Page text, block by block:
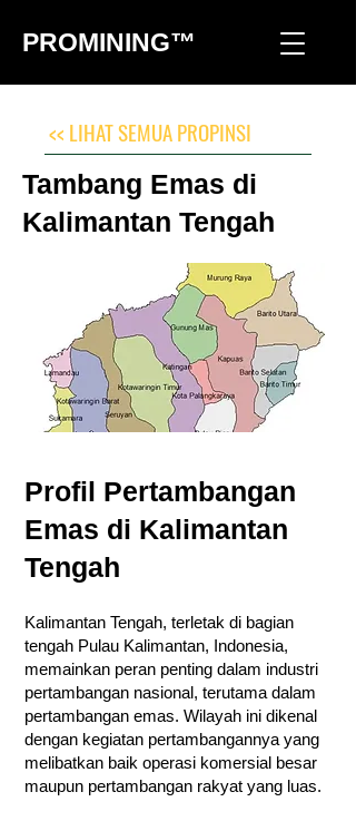
PROMINING™
<< LIHAT SEMUA PROPINSI
Tambang Emas di
Kalimantan Tengah
Profil Pertambangan
Emas di Kalimantan
Tengah
Kalimantan Tengah, terletak di bagian
tengah Pulau Kalimantan, Indonesia,
memainkan peran penting dalam industri
pertambangan nasional, terutama dalam
pertambangan emas. Wilayah ini dikenal
dengan kegiatan pertambangannya yang
melibatkan baik operasi komersial besar
maupun pertambangan rakyat yang luas.